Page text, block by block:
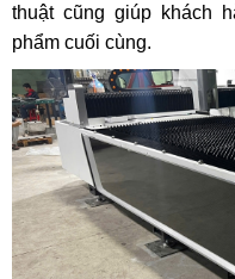
thuật cũng giúp khách
phẩm cuối cùng.